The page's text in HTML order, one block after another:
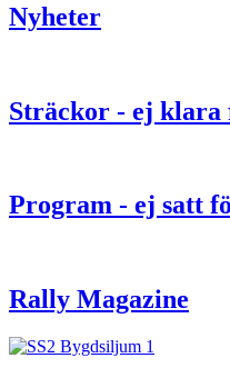
Nyheter
Sträckor - ej klara
Program - ej satt
Rally Magazine